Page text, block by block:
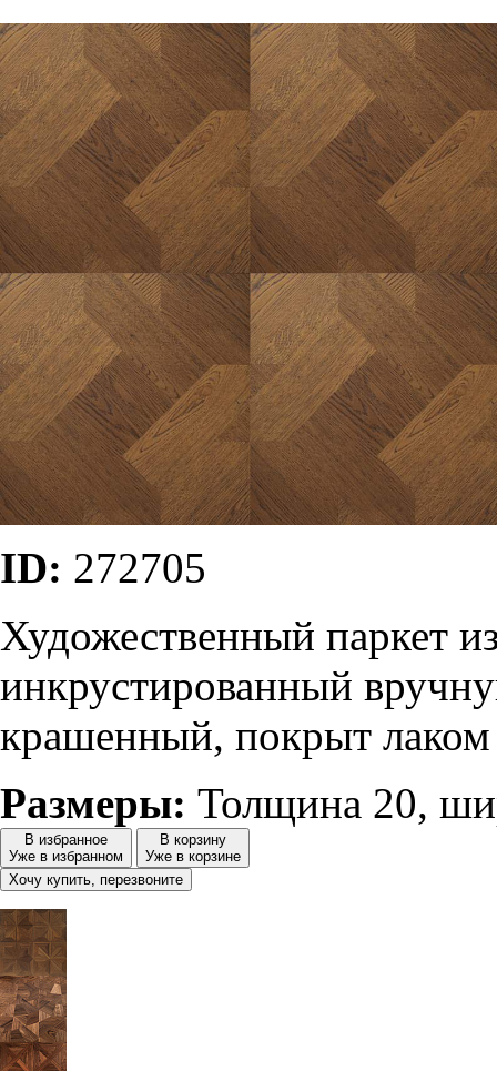
ID: 272705
Художественный паркет
инкрустированный
крашенный, покрыт
Размеры: Толщина 20,
В избранное
Уже в избранном
В корзину
Уже в корзине
Хочу купить, перезвоните